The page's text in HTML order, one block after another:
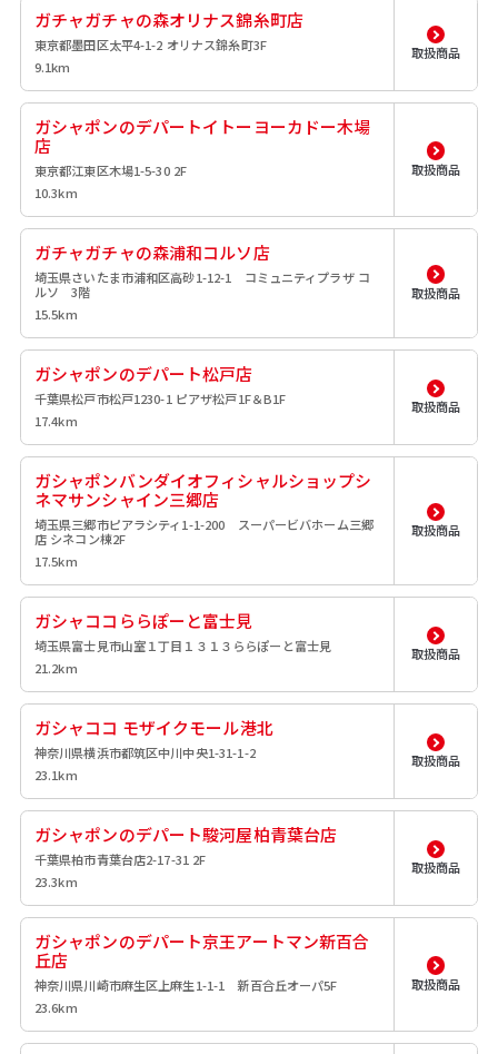
ガチャガチャの森オリナス錦糸町店
東京都墨田区太平4-1-2 オリナス錦糸町3F
9.1km
取扱商品
ガシャポンのデパートイトーヨーカドー木場
店
東京都江東区木場1-5-30 2F
10.3km
取扱商品
ガチャガチャの森浦和コルソ店
埼玉県さいたま市浦和区高砂1-12-1 コミュニティプラザ コ
ルソ 3階
15.5km
取扱商品
ガシャポンのデパート松戸店
千葉県松戸市松戸1230-1 ピアザ松戸1F＆B1F
17.4km
取扱商品
ガシャポンバンダイオフィシャルショップシ
ネマサンシャイン三郷店
埼玉県三郷市ピアラシティ1-1-200 スーパービバホーム三郷
店 シネコン棟2F
17.5km
取扱商品
ガシャココららぽーと富士見
埼玉県富士見市山室１丁目１３１３ららぽーと富士見
21.2km
取扱商品
ガシャココ モザイクモール港北
神奈川県横浜市都筑区中川中央1-31-1-2
23.1km
取扱商品
ガシャポンのデパート駿河屋柏青葉台店
千葉県柏市青葉台店2-17-31 2F
23.3km
取扱商品
ガシャポンのデパート京王アートマン新百合
丘店
神奈川県川崎市麻生区上麻生1-1-1 新百合丘オーパ5F
23.6km
取扱商品